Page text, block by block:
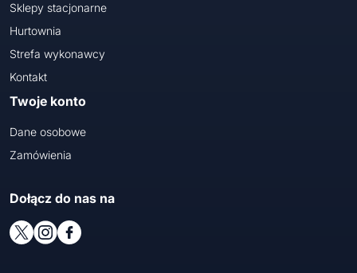
Sklepy stacjonarne
Hurtownia
Strefa wykonawcy
Kontakt
Twoje konto
Dane osobowe
Zamówienia
Dołącz do nas na